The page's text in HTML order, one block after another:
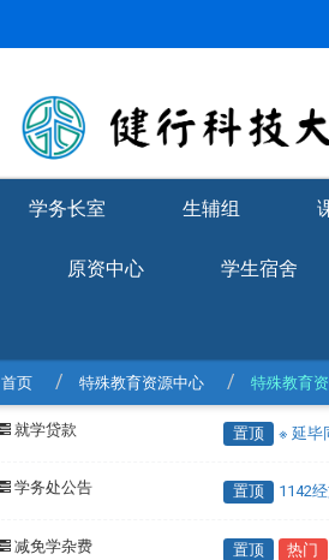
学务长室 生辅组
原资中心 学生宿舍
首页 特殊教育资源中心 特殊教育
就学贷款 置顶 ※ 延毕
学务处公告 置顶 1142
减免学杂费 置顶
热门